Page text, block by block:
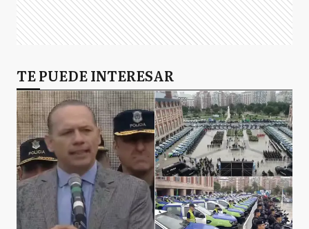
TE PUEDE INTERESAR